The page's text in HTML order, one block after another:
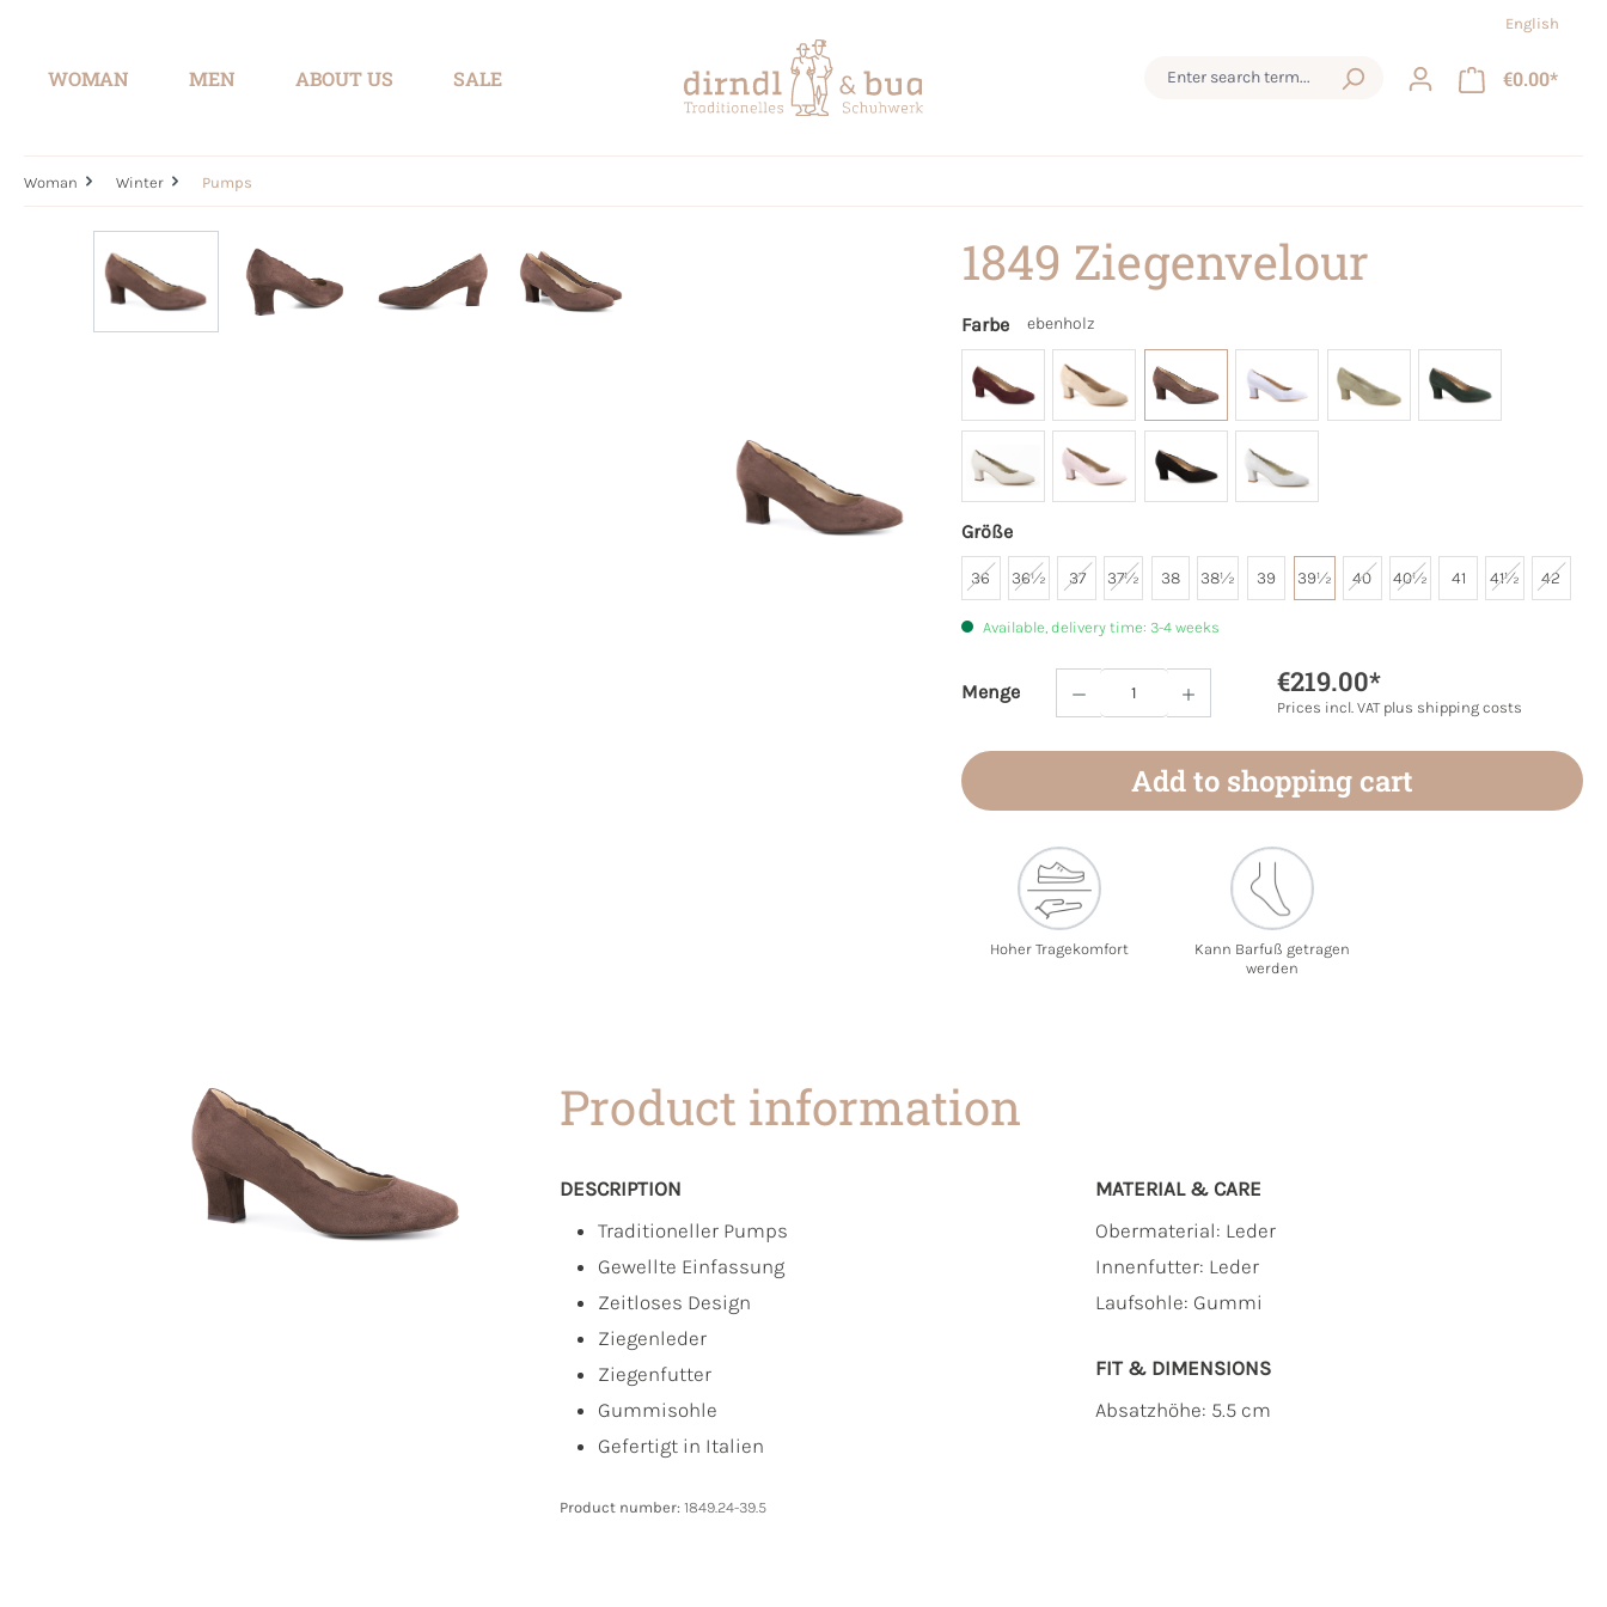
English
WOMAN MEN ABOUT US SALE €0.00*
Woman Winter Pumps
1849 Ziegenvelour
Farbe ebenholz
Größe
36 36½ 37 37½ 38 38½ 39 39½ 40 40½ 41 41½ 42
Available, delivery time: 3-4 weeks
Menge
Product Quantity: Enter the desired amount or
€219.00*
Prices incl. VAT plus shipping costs
Add to shopping cart
Hoher Tragekomfort
Kann Barfuß getragen
werden
Product information
DESCRIPTION
Traditioneller Pumps
Gewellte Einfassung
Zeitloses Design
Ziegenleder
Ziegenfutter
Gummisohle
Gefertigt in Italien
MATERIAL & CARE
Obermaterial: Leder
Innenfutter: Leder
Laufsohle: Gummi
FIT & DIMENSIONS
Absatzhöhe: 5.5 cm
Product number: 1849.24-39.5